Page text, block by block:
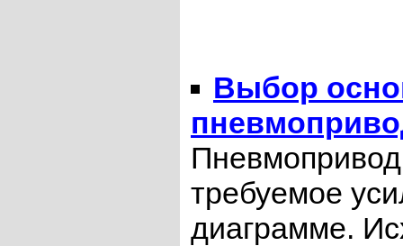
Выбор
требуемое
диаграмме.